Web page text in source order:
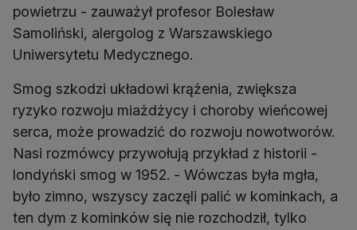
powietrzu - zauważył profesor Bolesław
Samoliński, alergolog z Warszawskiego
Uniwersytetu Medycznego.
Smog szkodzi układowi krążenia, zwiększa
ryzyko rozwoju miażdżycy i choroby wieńcowej
serca, może prowadzić do rozwoju nowotworów.
Nasi rozmówcy przywołują przykład z historii -
londyński smog w 1952. - Wówczas była mgła,
było zimno, wszyscy zaczęli palić w kominkach, a
ten dym z kominków się nie rozchodził, tylko